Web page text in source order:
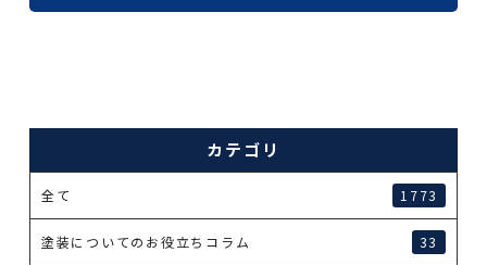
カテゴリ
全て 1773
塗装についてのお役立ちコラム 33